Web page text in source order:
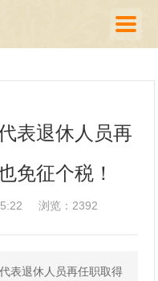
表退休人员再
免征个税！
浏览：2392
表退休人员再任职取得